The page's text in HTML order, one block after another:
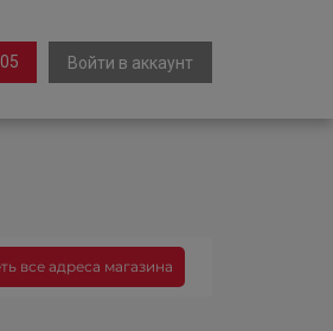
Войти в аккаунт
все адреса магазина